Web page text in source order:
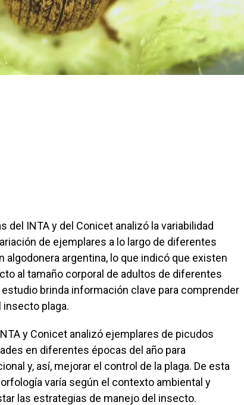
del INTA y del Conicet analizó la variabilidad
de ejemplares a lo largo de diferentes
algodonera argentina, lo que indicó que existen
al tamaño corporal de adultos de diferentes
brinda información clave para comprender
plaga.
y Conicet analizó ejemplares de picudos
en diferentes épocas del año para
y, así, mejorar el control de la plaga. De esta
varía según el contexto ambiental y
las estrategias de manejo del insecto.